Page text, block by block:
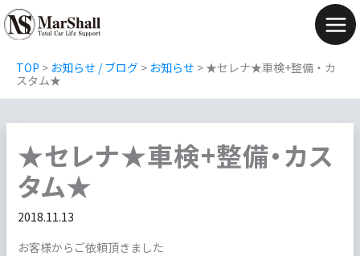
内
容
キ
ッ
TOP > お知らせ / ブログ > お知らせ > ★セレナ★車検+整備・カ
スタム★
★セレナ★車検+整備・カス
タム★
2018.11.13
お客様からご依頼頂きました